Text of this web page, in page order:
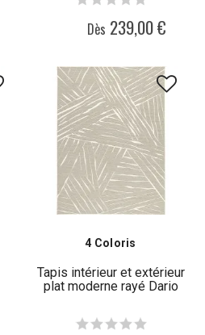
Dès 239,00 €
4 Coloris
Tapis intérieur et extérieur
plat moderne rayé Dario